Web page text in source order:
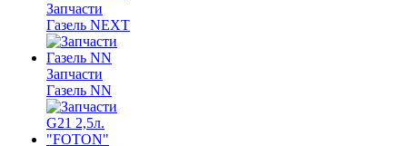
Запчасти
Газель NEXT
Запчасти
Газель NN